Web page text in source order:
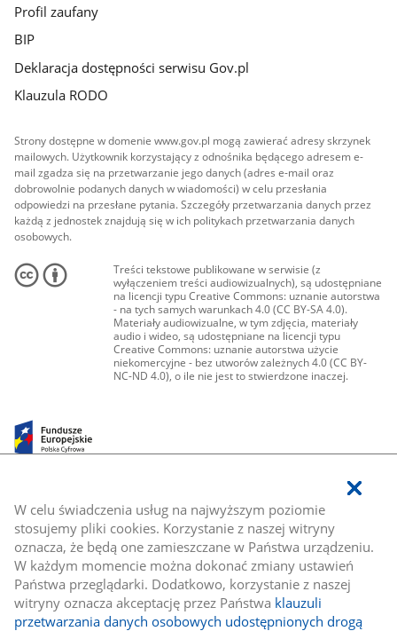
W celu świadczenia usług na najwyższym poziomie
stosujemy pliki cookies. Korzystanie z naszej witryny
oznacza, że będą one zamieszczane w Państwa urządzeniu.
W każdym momencie można dokonać zmiany ustawień
Państwa przeglądarki. Dodatkowo, korzystanie z naszej
witryny oznacza akceptację przez Państwa klauzuli
przetwarzania danych osobowych udostępnionych drogą
Profil zaufany
BIP
Deklaracja dostępności serwisu Gov.pl
Klauzula RODO
Strony dostępne w domenie www.gov.pl mogą zawierać adresy skrzynek
mailowych. Użytkownik korzystający z odnośnika będącego adresem e-
mail zgadza się na przetwarzanie jego danych (adres e-mail oraz
dobrowolnie podanych danych w wiadomości) w celu przesłania
odpowiedzi na przesłane pytania. Szczegóły przetwarzania danych przez
każdą z jednostek znajdują się w ich politykach przetwarzania danych
osobowych.
Treści tekstowe publikowane w serwisie (z
wyłączeniem treści audiowizualnych), są udostępniane
na licencji typu Creative Commons: uznanie autorstwa
- na tych samych warunkach 4.0 (CC BY-SA 4.0).
Materiały audiowizualne, w tym zdjęcia, materiały
audio i wideo, są udostępniane na licencji typu
Creative Commons: uznanie autorstwa użycie
niekomercyjne - bez utworów zależnych 4.0 (CC BY-
NC-ND 4.0), o ile nie jest to stwierdzone inaczej.